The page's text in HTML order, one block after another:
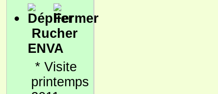
Rucher
ENVA
* Visite
printemps